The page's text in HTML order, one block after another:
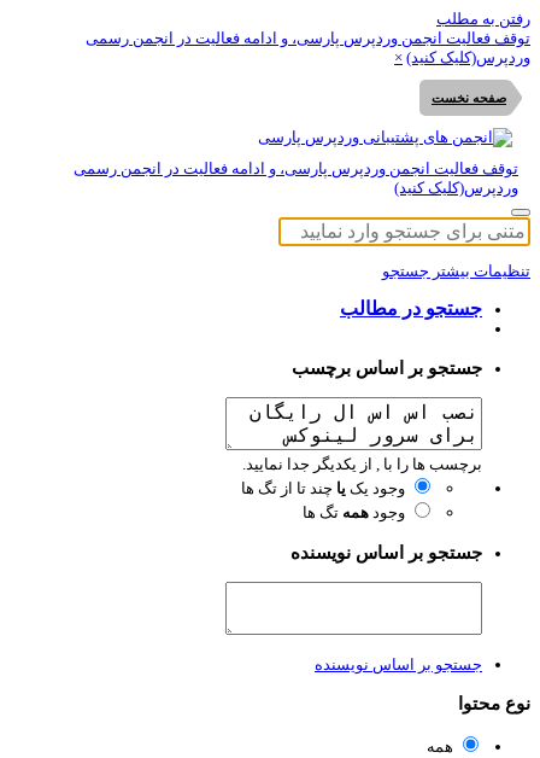
به مطلب
فعالیت انجمن وردپرس پارسی، و ادامه فعالیت در انجمن رسمی
کنید) ×
صفحه نخست
توقف فعالیت انجمن وردپرس پارسی، و ادامه فعالیت در انجمن رسمی
وردپرس(کلیک کنید)
بیشتر جستجو
جستجو در مطالب
جستجو بر اساس برچسب
برچسب ها را با , از یکدیگر جدا نمایید.
وجود یکیاچند تا از تگ ها
وجودهمهتگ ها
جستجو بر اساس نویسنده
جستجو بر اساس نویسنده
محتوا
همه